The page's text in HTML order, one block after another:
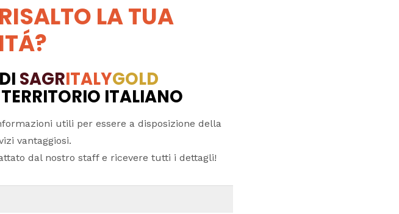
LA TUA
SAGRITALYGOLD
ITALIANO
utili per essere a disposizione della
vantaggiosi.
dal nostro staff e ricevere tutti i dettagli!